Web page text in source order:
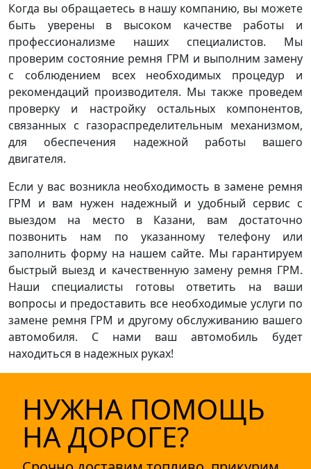
Когда вы обращаетесь в нашу компанию, вы можете
быть уверены в высоком качестве работы и
профессионализме наших специалистов. Мы
проверим состояние ремня ГРМ и выполним замену
с соблюдением всех необходимых процедур и
рекомендаций производителя. Мы также проведем
проверку и настройку остальных компонентов,
связанных с газораспределительным механизмом,
для обеспечения надежной работы вашего
двигателя.
Если у вас возникла необходимость в замене ремня
ГРМ и вам нужен надежный и удобный сервис с
выездом на место в Казани, вам достаточно
позвонить нам по указанному телефону или
заполнить форму на нашем сайте. Мы гарантируем
быстрый выезд и качественную замену ремня ГРМ.
Наши специалисты готовы ответить на ваши
вопросы и предоставить все необходимые услуги по
замене ремня ГРМ и другому обслуживанию вашего
автомобиля. С нами ваш автомобиль будет
находиться в надежных руках!
НУЖНА ПОМОЩЬ
НА ДОРОГЕ?